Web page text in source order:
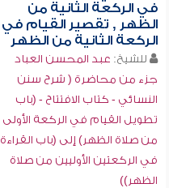
في الركعة الثانية من
الظهر , تقصير القيام في
الركعة الثانية من الظهر
للشيخ: عبد المحسن العباد
جزء من محاضرة ( شرح سنن
النسائي - كتاب الافتتاح - (باب
تطويل القيام في الركعة الأولى
من صلاة الظهر) إلى (باب القراءة
في الركعتين الأوليين من صلاة
الظهر))